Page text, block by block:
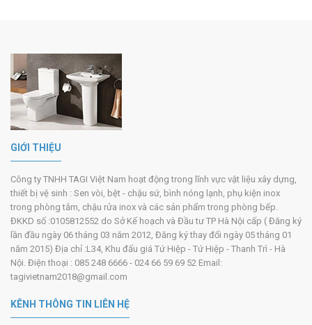
GIỚI THIỆU
Công ty TNHH TAGI Việt Nam hoạt động trong lĩnh vực vật liệu xây dựng,
thiết bị vệ sinh : Sen vòi, bệt - chậu sứ, bình nóng lạnh, phụ kiện inox
trong phòng tắm, chậu rửa inox và các sản phẩm trong phòng bếp.
ĐKKD số :0105812552 do Sở Kế hoạch và Đầu tư TP Hà Nội cấp ( Đăng ký
lần đầu ngày 06 tháng 03 năm 2012, Đăng ký thay đổi ngày 05 tháng 01
năm 2015) Địa chỉ :L34, Khu đấu giá Tứ Hiệp - Tứ Hiệp - Thanh Trì - Hà
Nội. Điện thoại : 085 248 6666 - 024 66 59 69 52 Email:
tagivietnam2018@gmail.com
KÊNH THÔNG TIN LIÊN HỆ